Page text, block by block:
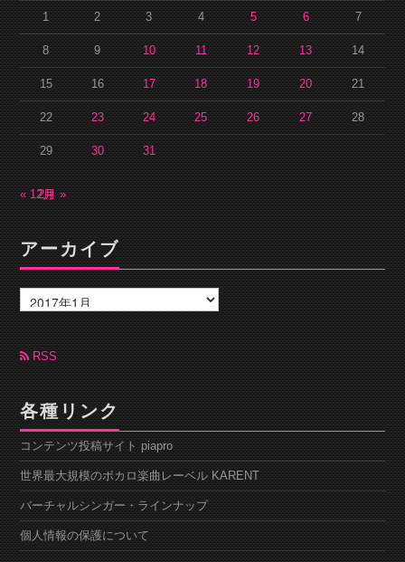
1 2 3 4 5 6 7
8 9 10 11 12 13 14
15 16 17 18 19 20 21
22 23 24 25 26 27 28
29 30 31
« 12月2月 »
アーカイブ
ー
カ
ブ RSS
各種リンク
コンテンツ投稿サイト piapro
世界最大規模のボカロ楽曲レーベル KARENT
バーチャルシンガー・ラインナップ
個人情報の保護について